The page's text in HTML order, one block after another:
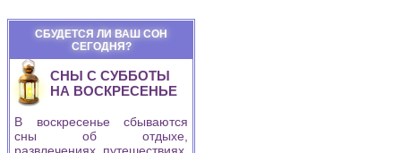
СБУДЕТСЯ ЛИ ВАШ СОН
СЕГОДНЯ?
СНЫ С СУББОТЫ
НА ВОСКРЕСЕНЬЕ
В воскресенье сбываются
сны об отдыхе,
развлечениях, путешествиях,